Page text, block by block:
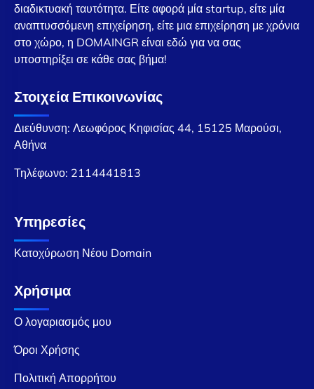
διαδικτυακή ταυτότητα. Είτε αφορά μία startup, είτε μία
αναπτυσσόμενη επιχείρηση, είτε μια επιχείρηση με χρόνια
στο χώρο, η DOMAINGR είναι εδώ για να σας
υποστηρίξει σε κάθε σας βήμα!
Στοιχεία Επικοινωνίας
Διεύθυνση: Λεωφόρος Κηφισίας 44, 15125 Μαρούσι,
Αθήνα
Τηλέφωνο: 2114441813
Υπηρεσίες
Κατοχύρωση Νέου Domain
Χρήσιμα
Ο λογαριασμός μου
Όροι Χρήσης
Πολιτική Απορρήτου